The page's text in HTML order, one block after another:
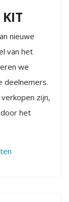
nieuwe
van het
we
deelnemers.
zijn,
het